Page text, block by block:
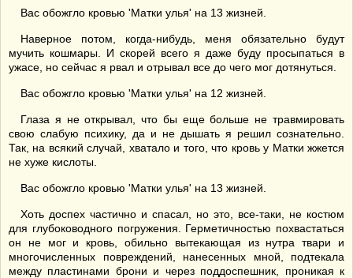
Вас обожгло кровью 'Матки улья' на 13 жизней.
Наверное потом, когда-нибудь, меня обязательно будут
мучить кошмары. И скорей всего я даже буду просыпаться в
ужасе, но сейчас я рвал и отрывал все до чего мог дотянуться.
Вас обожгло кровью 'Матки улья' на 12 жизней.
Глаза я не открывал, что бы еще больше не травмировать
свою слабую психику, да и не дышать я решил сознательно.
Так, на всякий случай, хватало и того, что кровь у Матки жжется
не хуже кислоты.
Вас обожгло кровью 'Матки улья' на 13 жизней.
Хоть доспех частично и спасал, но это, все-таки, не костюм
для глубоководного погружения. Герметичностью похвастаться
он не мог и кровь, обильно вытекающая из нутра твари и
многочисленных повреждений, нанесенных мной, подтекала
между пластинами брони и через поддоспешник, проникая к